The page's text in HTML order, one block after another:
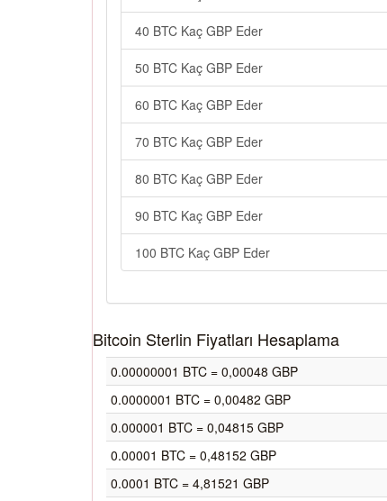
40 BTC Kaç GBP Eder
50 BTC Kaç GBP Eder
60 BTC Kaç GBP Eder
70 BTC Kaç GBP Eder
80 BTC Kaç GBP Eder
90 BTC Kaç GBP Eder
100 BTC Kaç GBP Eder
Bitcoin Sterlin Fiyatları Hesaplama
0.00000001 BTC = 0,00048 GBP
0.0000001 BTC = 0,00482 GBP
0.000001 BTC = 0,04815 GBP
0.00001 BTC = 0,48152 GBP
0.0001 BTC = 4,81521 GBP